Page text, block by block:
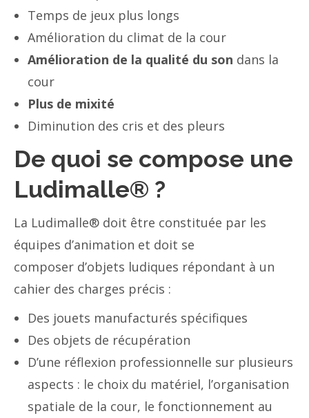
Temps de jeux plus longs
Amélioration du climat de la cour
Amélioration de la qualité du son dans la
cour
Plus de mixité
Diminution des cris et des pleurs
De quoi se compose une
Ludimalle® ?
La Ludimalle® doit être constituée par les
équipes d’animation et doit se
composer d’objets ludiques répondant à un
cahier des charges précis :
Des jouets manufacturés spécifiques
Des objets de récupération
D’une réflexion professionnelle sur plusieurs
aspects : le choix du matériel, l’organisation
spatiale de la cour, le fonctionnement au